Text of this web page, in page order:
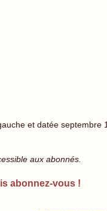
et datée
aux abonnés.
abonnez-vous !